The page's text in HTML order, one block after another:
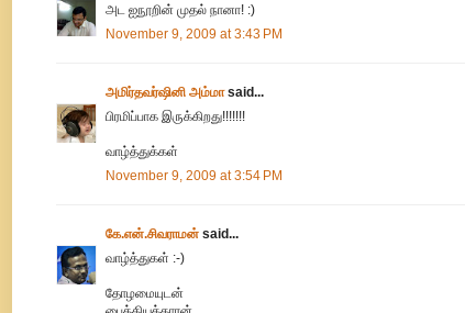
அட ஐநூறின் முதல் நானா! :)
November 9, 2009 at 3:43 PM
அமிர்தவர்ஷினி அம்மாsaid...
பிரமிப்பாக இருக்கிறது!!!!!!!
வாழ்த்துக்கள்
November 9, 2009 at 3:54 PM
கே.என்.சிவராமன் said...
வாழ்த்துகள் :-)
தோழமையுடன்